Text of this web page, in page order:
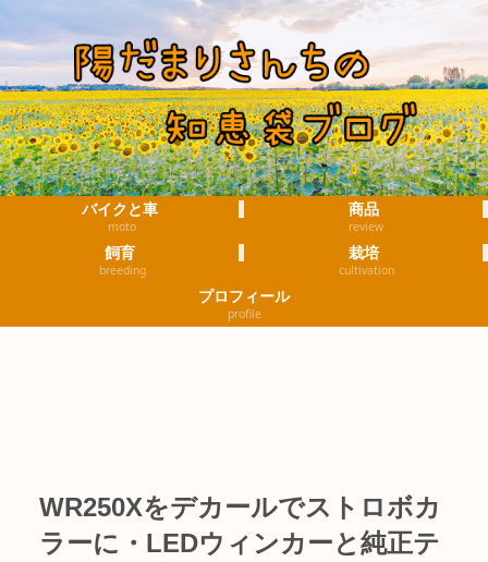
バイクと車
moto
商品
review
飼育
breeding
栽培
cultivation
プロフィール
profile
WR250Xをデカールでストロボカ
ラーに・LEDウィンカーと純正テ